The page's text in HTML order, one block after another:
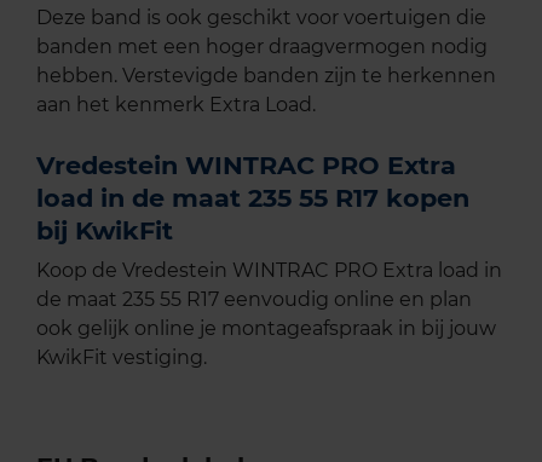
Deze band is ook geschikt voor voertuigen die
banden met een hoger draagvermogen nodig
hebben. Verstevigde banden zijn te herkennen
aan het kenmerk Extra Load.
Vredestein WINTRAC PRO Extra
load in de maat 235 55 R17 kopen
bij KwikFit
Koop de Vredestein WINTRAC PRO Extra load in
de maat 235 55 R17 eenvoudig online en plan
ook gelijk online je montageafspraak in bij jouw
KwikFit vestiging.